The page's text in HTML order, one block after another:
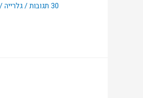
30 תגובות /גלרייה